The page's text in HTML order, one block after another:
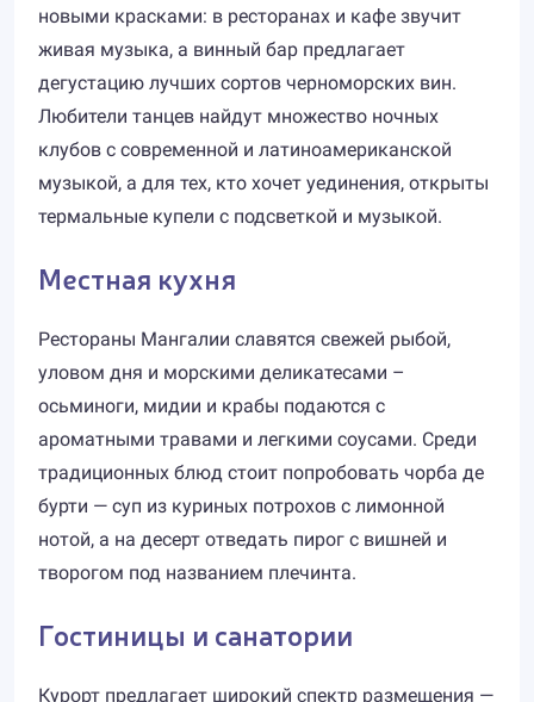
новыми красками: в ресторанах и кафе звучит
живая музыка, а винный бар предлагает
дегустацию лучших сортов черноморских вин.
Любители танцев найдут множество ночных
клубов с современной и латиноамериканской
музыкой, а для тех, кто хочет уединения, открыты
термальные купели с подсветкой и музыкой.
Местная кухня
Рестораны Мангалии славятся свежей рыбой,
уловом дня и морскими деликатесами –
осьминоги, мидии и крабы подаются с
ароматными травами и легкими соусами. Среди
традиционных блюд стоит попробовать чорба де
бурти — суп из куриных потрохов с лимонной
нотой, а на десерт отведать пирог с вишней и
творогом под названием плечинта.
Гостиницы и санатории
Курорт предлагает широкий спектр размещения —